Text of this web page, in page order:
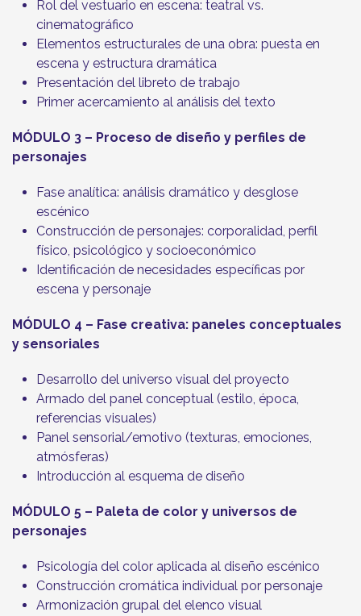
Rol del vestuario en escena: teatral vs.
cinematográfico
Elementos estructurales de una obra: puesta en
escena y estructura dramática
Presentación del libreto de trabajo
Primer acercamiento al análisis del texto
MÓDULO 3 – Proceso de diseño y perfiles de
personajes
Fase analítica: análisis dramático y desglose
escénico
Construcción de personajes: corporalidad, perfil
físico, psicológico y socioeconómico
Identificación de necesidades específicas por
escena y personaje
MÓDULO 4 – Fase creativa: paneles conceptuales
y sensoriales
Desarrollo del universo visual del proyecto
Armado del panel conceptual (estilo, época,
referencias visuales)
Panel sensorial/emotivo (texturas, emociones,
atmósferas)
Introducción al esquema de diseño
MÓDULO 5 – Paleta de color y universos de
personajes
Psicología del color aplicada al diseño escénico
Construcción cromática individual por personaje
Armonización grupal del elenco visual